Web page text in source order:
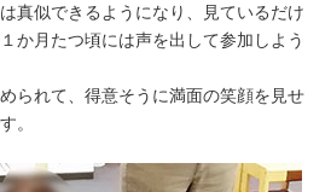
真似できるようになり、見ているだけ
か月たつ頃には声を出して参加しよう
られて、得意そうに満面の笑顔を見せ
。